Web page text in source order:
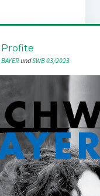
Profite
und SWB 03/2023